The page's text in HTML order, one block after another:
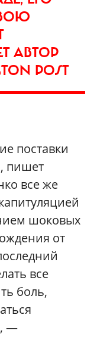
АВТОР
POST
поставки
пишет
все же
шоковых
от
все
боль,
—